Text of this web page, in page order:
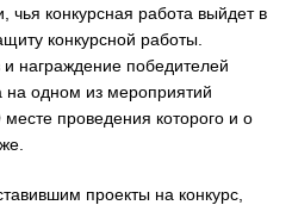
чья конкурсная работа выйдет в
конкурсной работы.
награждение победителей
на одном из мероприятий
проведения которого и о
проекты на конкурс,